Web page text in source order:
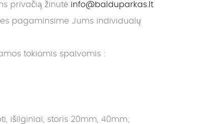
privačią žinutė info@balduparkas.lt
pagaminsime Jums individualų
tokiomis spalvomis :
išilginiai, storis 20mm, 40mm;